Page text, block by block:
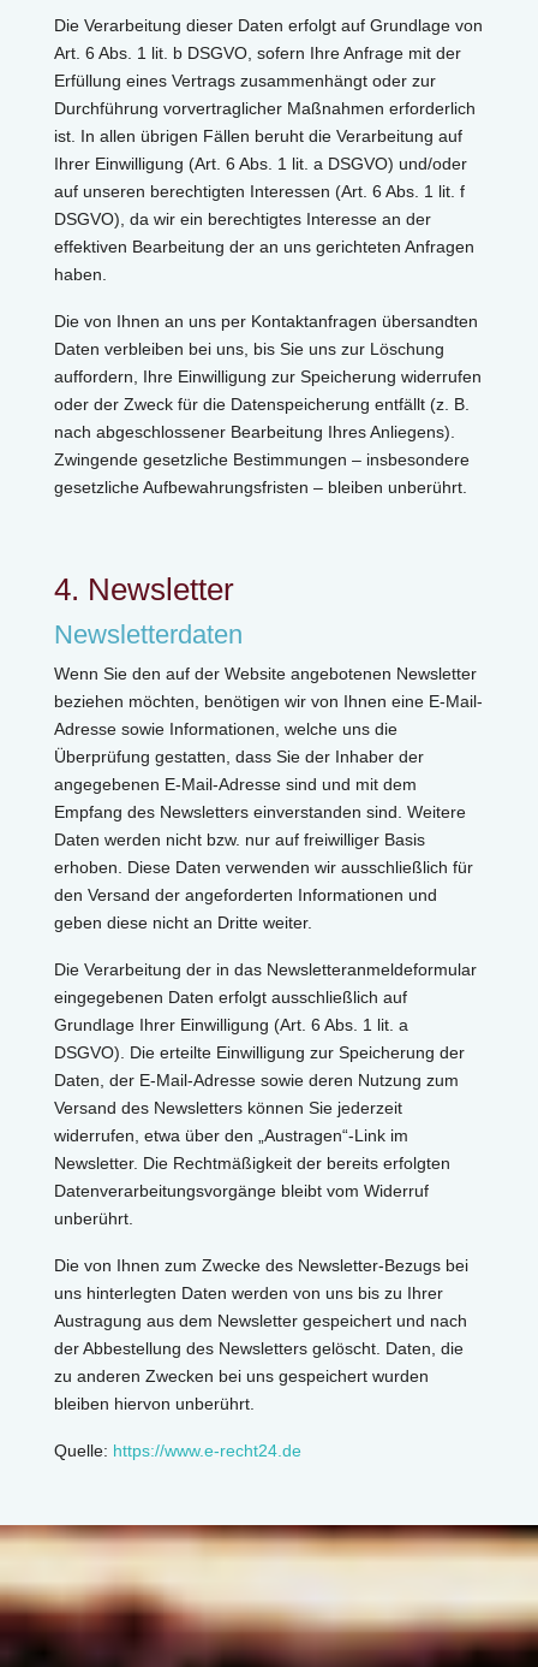
Die Verarbeitung dieser Daten erfolgt auf Grundlage von
Art. 6 Abs. 1 lit. b DSGVO, sofern Ihre Anfrage mit der
Erfüllung eines Vertrags zusammenhängt oder zur
Durchführung vorvertraglicher Maßnahmen erforderlich
ist. In allen übrigen Fällen beruht die Verarbeitung auf
Ihrer Einwilligung (Art. 6 Abs. 1 lit. a DSGVO) und/oder
auf unseren berechtigten Interessen (Art. 6 Abs. 1 lit. f
DSGVO), da wir ein berechtigtes Interesse an der
effektiven Bearbeitung der an uns gerichteten Anfragen
haben.
Die von Ihnen an uns per Kontaktanfragen übersandten
Daten verbleiben bei uns, bis Sie uns zur Löschung
auffordern, Ihre Einwilligung zur Speicherung widerrufen
oder der Zweck für die Datenspeicherung entfällt (z. B.
nach abgeschlossener Bearbeitung Ihres Anliegens).
Zwingende gesetzliche Bestimmungen – insbesondere
gesetzliche Aufbewahrungsfristen – bleiben unberührt.
4. Newsletter
Newsletterdaten
Wenn Sie den auf der Website angebotenen Newsletter
beziehen möchten, benötigen wir von Ihnen eine E-Mail-
Adresse sowie Informationen, welche uns die
Überprüfung gestatten, dass Sie der Inhaber der
angegebenen E-Mail-Adresse sind und mit dem
Empfang des Newsletters einverstanden sind. Weitere
Daten werden nicht bzw. nur auf freiwilliger Basis
erhoben. Diese Daten verwenden wir ausschließlich für
den Versand der angeforderten Informationen und
geben diese nicht an Dritte weiter.
Die Verarbeitung der in das Newsletteranmeldeformular
eingegebenen Daten erfolgt ausschließlich auf
Grundlage Ihrer Einwilligung (Art. 6 Abs. 1 lit. a
DSGVO). Die erteilte Einwilligung zur Speicherung der
Daten, der E-Mail-Adresse sowie deren Nutzung zum
Versand des Newsletters können Sie jederzeit
widerrufen, etwa über den „Austragen“-Link im
Newsletter. Die Rechtmäßigkeit der bereits erfolgten
Datenverarbeitungsvorgänge bleibt vom Widerruf
unberührt.
Die von Ihnen zum Zwecke des Newsletter-Bezugs bei
uns hinterlegten Daten werden von uns bis zu Ihrer
Austragung aus dem Newsletter gespeichert und nach
der Abbestellung des Newsletters gelöscht. Daten, die
zu anderen Zwecken bei uns gespeichert wurden
bleiben hiervon unberührt.
Quelle: https://www.e-recht24.de